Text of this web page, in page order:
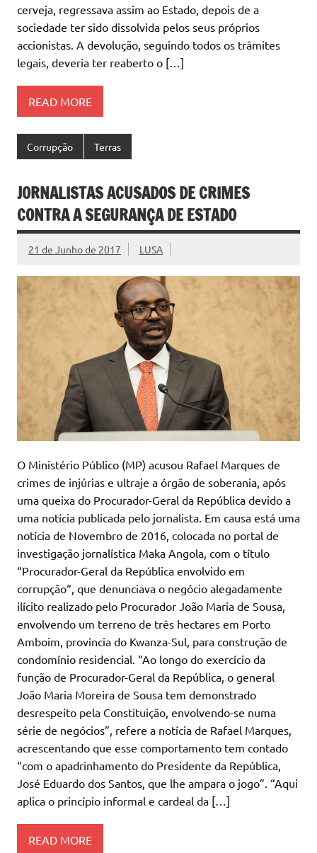
cerveja, regressava assim ao Estado, depois de a
sociedade ter sido dissolvida pelos seus próprios
accionistas. A devolução, seguindo todos os trâmites
legais, deveria ter reaberto o […]
READ MORE
Corrupção Terras
JORNALISTAS ACUSADOS DE CRIMES
CONTRA A SEGURANÇA DE ESTADO
21 de Junho de 2017 LUSA
O Ministério Público (MP) acusou Rafael Marques de
crimes de injúrias e ultraje a órgão de soberania, após
uma queixa do Procurador-Geral da República devido a
uma notícia publicada pelo jornalista. Em causa está uma
notícia de Novembro de 2016, colocada no portal de
investigação jornalística Maka Angola, com o título
“Procurador-Geral da República envolvido em
corrupção“, que denunciava o negócio alegadamente
ilícito realizado pelo Procurador João Maria de Sousa,
envolvendo um terreno de três hectares em Porto
Amboim, província do Kwanza-Sul, para construção de
condomínio residencial. “Ao longo do exercício da
função de Procurador-Geral da República, o general
João Maria Moreira de Sousa tem demonstrado
desrespeito pela Constituição, envolvendo-se numa
série de negócios”, refere a notícia de Rafael Marques,
acrescentando que esse comportamento tem contado
“com o apadrinhamento do Presidente da República,
José Eduardo dos Santos, que lhe ampara o jogo”. “Aqui
aplica o princípio informal e cardeal da […]
READ MORE